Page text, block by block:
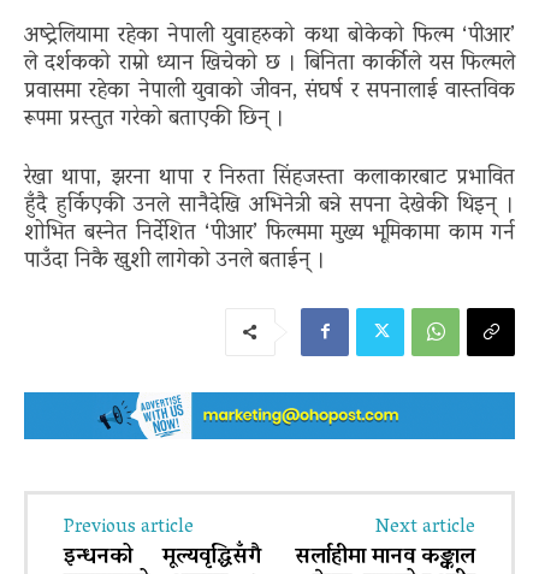
अष्ट्रेलियामा रहेका नेपाली युवाहरुको कथा बोकेको फिल्म ‘पीआर’
ले दर्शकको राम्रो ध्यान खिचेको छ । बिनिता कार्कीले यस फिल्मले
प्रवासमा रहेका नेपाली युवाको जीवन, संघर्ष र सपनालाई वास्तविक
रूपमा प्रस्तुत गरेको बताएकी छिन् ।
रेखा थापा, झरना थापा र निरुता सिंहजस्ता कलाकारबाट प्रभावित
हुँदै हुर्किएकी उनले सानैदेखि अभिनेत्री बन्ने सपना देखेकी थिइन् ।
शोभित बस्नेत निर्देशित ‘पीआर’ फिल्ममा मुख्य भूमिकामा काम गर्न
पाउँदा निकै खुशी लागेको उनले बताईन् ।
Previous article
इन्धनको मूल्यवृद्धिसँगै
Next article
सर्लाहीमा मानव कङ्काल